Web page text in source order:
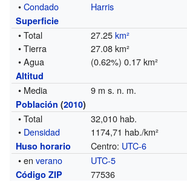
•Condado Harris
Superficie
• Total 27.25km²
• Tierra
27.08 km²
• Agua
(0.62%) 0.17 km²
Altitud
• Media 9 m s. n. m.
Población (2010)
• Total
32,010 hab.
• Densidad 1174,71 hab./km²
Huso horario Centro: UTC-6
• enverano UTC-5
Código ZIP 77536